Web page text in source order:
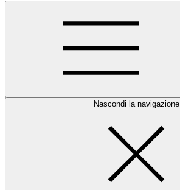
Nascondi la navigazione